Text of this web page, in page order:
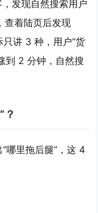
发现自然搜索用户
查着陆页后发现
讲 3 种，用户“货
到 2 分钟，自然搜
？
哪里拖后腿”，这 4